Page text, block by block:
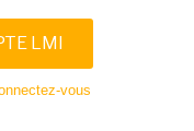
LMI
vous